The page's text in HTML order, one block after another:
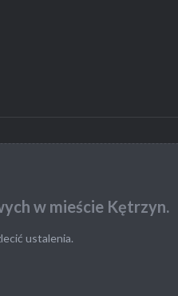
w mieście Kętrzyn.
ustalenia.